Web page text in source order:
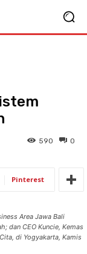
0
590
Pinterest
Area Jawa Bali
dan CEO Kuncie, Kemas
di Yogyakarta, Kamis